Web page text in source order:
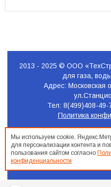
2013 - 2025 © ООО
для газа,
Адрес: Московская
Тел: 8(499)408-49-
Политика
Seo-
Мы используем cookie,
для персонализации контента и
пользования сайтом согласно
конфиденциальности